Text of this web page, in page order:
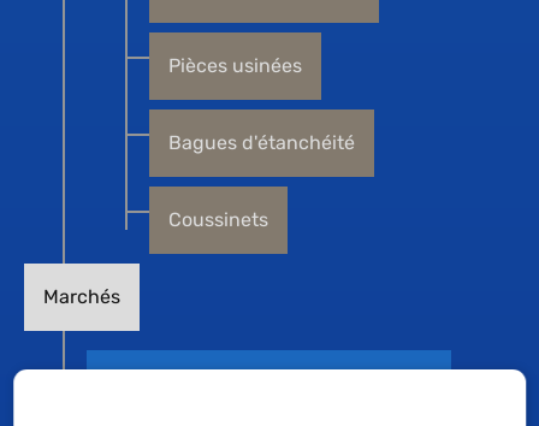
Pièces usinées
Bagues d'étanchéité
Coussinets
Marchés